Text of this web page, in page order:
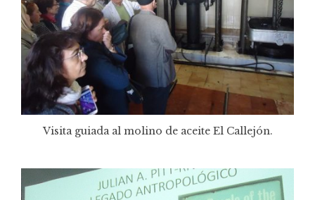
Visita guiada al molino de aceite El Callejón.